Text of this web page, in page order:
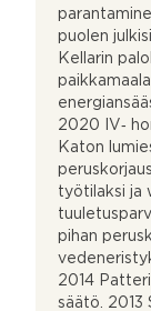
puolen
Kellarin
2020 IV‐
Katon
työtilaksi ja
pihan
2014
säätö. 2013